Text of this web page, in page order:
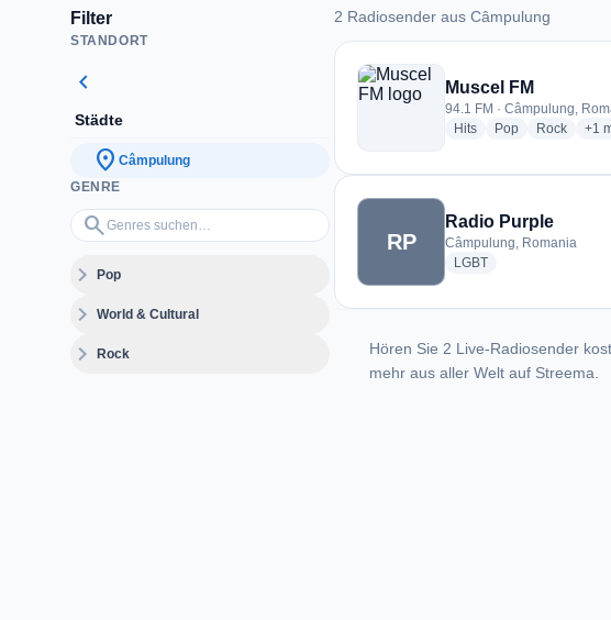
Filter
STANDORT
chevron_left
Städte
location_on Câmpulung
GENRE
search
Genres suchen…
expand_morePop
expand_moreWorld & Cultural
expand_moreRock
2 Radiosender aus Câmpulung
2 Radiosender aus Câmpulung
Muscel FM
94.1 FM · Câmpulung,
Hitsradio stations
Popradio stations
Rockradio+1
RP
Radio Purple
Câmpulung, Romania
LGBTradio stations
Hören Sie 2 Live-Radiosender
mehr aus aller Welt auf Streema.